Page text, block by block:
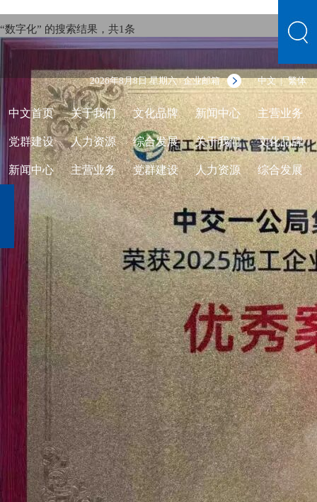
2026年8月8日 星期六企业邮箱 中文 | 繁体
中文首页 关于我们 文化品牌 新闻中心 主营业务
党群建设 人力资源 综合发展 关于我们 文化品牌
新闻中心 主营业务 党群建设 人力资源 综合发展
“数字化” 的搜索结果，共1条